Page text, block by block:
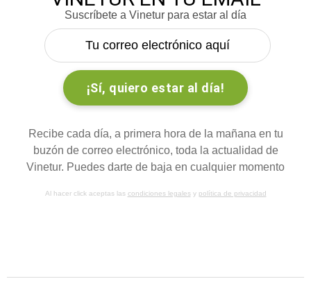
Suscríbete a Vinetur para estar al día
Recibe cada día, a primera hora de la mañana en tu
buzón de correo electrónico, toda la actualidad de
Vinetur. Puedes darte de baja en cualquier momento
Al hacer click aceptas las condiciones legalesy política de privacidad